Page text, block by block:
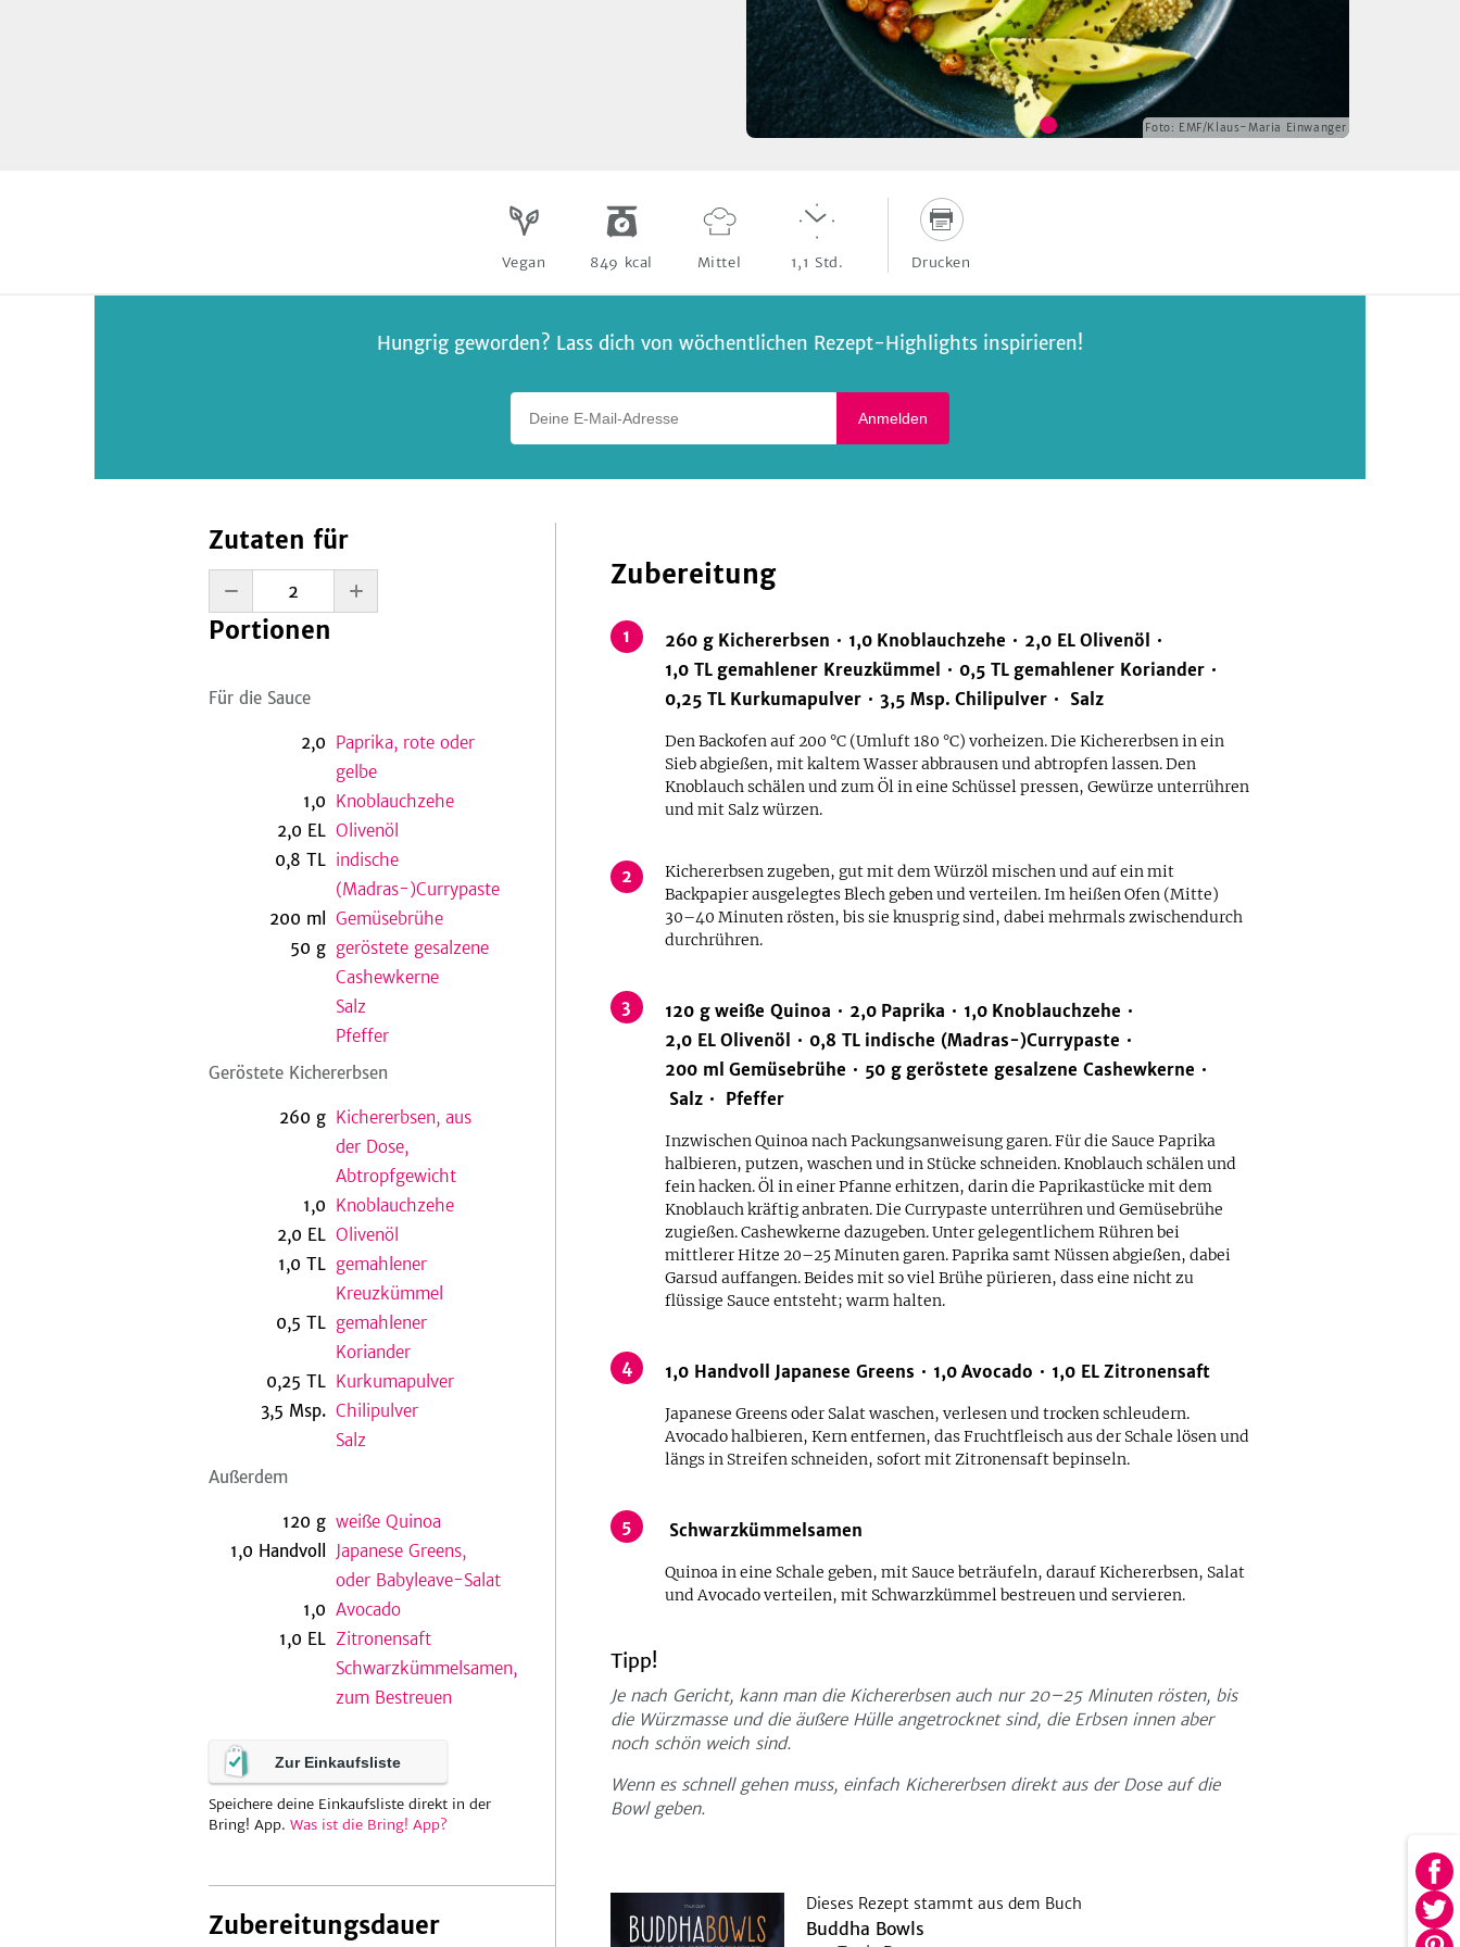
Foto: EMF/Klaus-Maria Einwanger
Vegan 849 kcal Mittel 1,1 Std. Drucken
Hungrig geworden? Lass dich von wöchentlichen Rezept-Highlights inspirieren!
Anmelden
Zutaten für
Portionen
Für die Sauce
2,0 Paprika, rote oder
gelbe
1,0 Knoblauchzehe
2,0 EL Olivenöl
0,8 TL indische
(Madras-)Currypaste
200 ml
Gemüsebrühe
50 g geröstete gesalzene
Cashewkerne
Salz
Pfeffer
Geröstete Kichererbsen
260 g Kichererbsen, aus
der Dose,
Abtropfgewicht
1,0 Knoblauchzehe
2,0 EL Olivenöl
1,0 TL gemahlener
Kreuzkümmel
0,5 TL gemahlener
Koriander
0,25 TL Kurkumapulver
3,5 Msp. Chilipulver
Salz
Außerdem
120 g weiße Quinoa
1,0 Handvoll
Japanese Greens,
oder Babyleave-Salat
1,0 Avocado
1,0 EL Zitronensaft
Schwarzkümmelsamen,
zum Bestreuen
Zur Einkaufsliste
Speichere deine Einkaufsliste direkt in der
Bring! App. Was ist die Bring! App?
Zubereitungsdauer
Zubereitung
1 260 g Kichererbsen 1,0 Knoblauchzehe 2,0 EL Olivenöl
1,0 TL gemahlener Kreuzkümmel 0,5 TL gemahlener Koriander
0,25 TL Kurkumapulver 3,5 Msp. Chilipulver Salz
Den Backofen auf 200 °C (Umluft 180 °C) vorheizen. Die Kichererbsen in ein
Sieb abgießen, mit kaltem Wasser abbrausen und abtropfen lassen. Den
Knoblauch schälen und zum Öl in eine Schüssel pressen, Gewürze unterrühren
und mit Salz würzen.
2
Kichererbsen zugeben, gut mit dem Würzöl mischen und auf ein mit
Backpapier ausgelegtes Blech geben und verteilen. Im heißen Ofen (Mitte)
30–40 Minuten rösten, bis sie knusprig sind, dabei mehrmals zwischendurch
durchrühren.
3 120 g weiße Quinoa 2,0 Paprika 1,0 Knoblauchzehe
2,0 EL Olivenöl 0,8 TL indische (Madras-)Currypaste
200 ml Gemüsebrühe 50 g geröstete gesalzene Cashewkerne
Salz
Pfeffer
Inzwischen Quinoa nach Packungsanweisung garen. Für die Sauce Paprika
halbieren, putzen, waschen und in Stücke schneiden. Knoblauch schälen und
fein hacken. Öl in einer Pfanne erhitzen, darin die Paprikastücke mit dem
Knoblauch kräftig anbraten. Die Currypaste unterrühren und Gemüsebrühe
zugießen. Cashewkerne dazugeben. Unter gelegentlichem Rühren bei
mittlerer Hitze 20–25 Minuten garen. Paprika samt Nüssen abgießen, dabei
Garsud auffangen. Beides mit so viel Brühe pürieren, dass eine nicht zu
flüssige Sauce entsteht; warm halten.
4 1,0 Handvoll Japanese Greens 1,0 Avocado 1,0 EL Zitronensaft
Japanese Greens oder Salat waschen, verlesen und trocken schleudern.
Avocado halbieren, Kern entfernen, das Fruchtfleisch aus der Schale lösen und
längs in Streifen schneiden, sofort mit Zitronensaft bepinseln.
5 Schwarzkümmelsamen
Quinoa in eine Schale geben, mit Sauce beträufeln, darauf Kichererbsen, Salat
und Avocado verteilen, mit Schwarzkümmel bestreuen und servieren.
Tipp!
Je nach Gericht, kann man die Kichererbsen auch nur 20–25 Minuten rösten, bis
die Würzmasse und die äußere Hülle angetrocknet sind, die Erbsen innen aber
noch schön weich sind.
Wenn es schnell gehen muss, einfach Kichererbsen direkt aus der Dose auf die
Bowl geben.
Dieses Rezept stammt aus dem Buch
Buddha Bowls